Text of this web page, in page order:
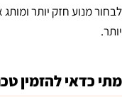
לבחור מנוע חזק יותר
יותר.​
מתי כדאי להזמין